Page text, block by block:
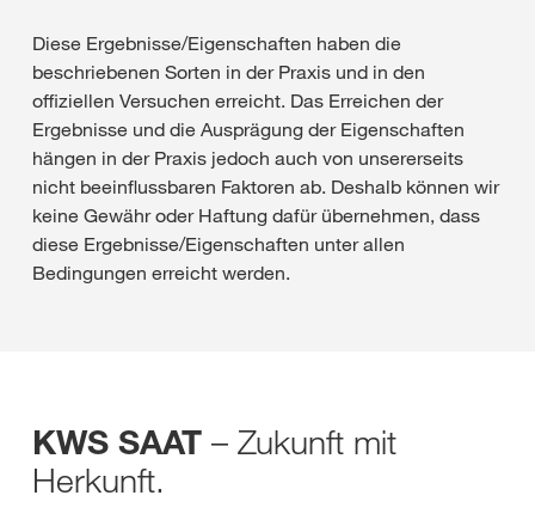
Diese Ergebnisse/Eigenschaften haben die
beschriebenen Sorten in der Praxis und in den
offiziellen Versuchen erreicht. Das Erreichen der
Ergebnisse und die Ausprägung der Eigenschaften
hängen in der Praxis jedoch auch von unsererseits
nicht beeinflussbaren Faktoren ab. Deshalb können wir
keine Gewähr oder Haftung dafür übernehmen, dass
diese Ergebnisse/Eigenschaften unter allen
Bedingungen erreicht werden.
KWS SAAT – Zukunft mit
Herkunft.